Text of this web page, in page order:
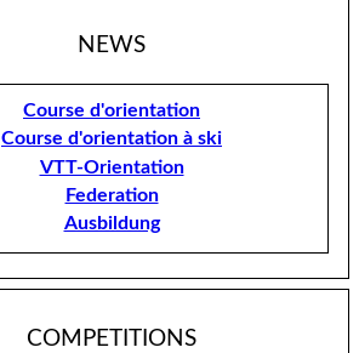
NEWS
Course d'orientation
Course d'orientation à ski
VTT-Orientation
Federation
Ausbildung
COMPETITIONS